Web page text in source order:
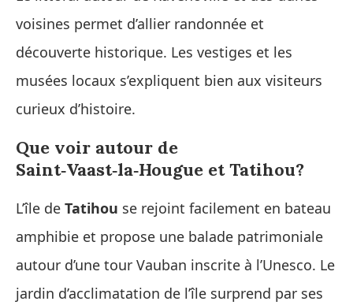
voisines permet d’allier randonnée et
découverte historique. Les vestiges et les
musées locaux s’expliquent bien aux visiteurs
curieux d’histoire.
Que voir autour de
Saint‑Vaast‑la‑Hougue et Tatihou?
L’île de Tatihou se rejoint facilement en bateau
amphibie et propose une balade patrimoniale
autour d’une tour Vauban inscrite à l’Unesco. Le
jardin d’acclimatation de l’île surprend par ses